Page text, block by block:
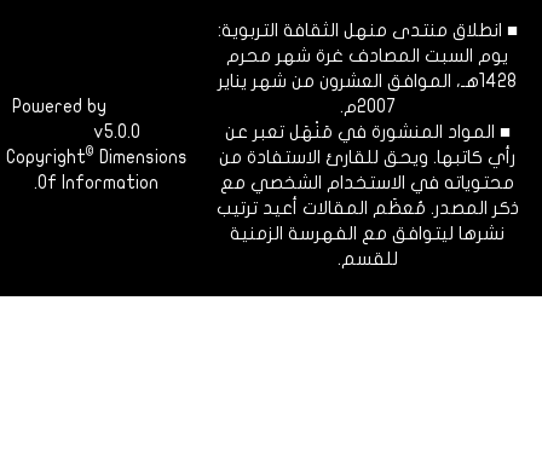
■ انطلاق منتدى منهل الثقافة التربوية:
يوم السبت المصادف غرة شهر محرم
1428هـ، الموافق العشرون من شهر يناير
2007م.
■ المواد المنشورة في مَنْهَل تعبر عن
رأي كاتبها. ويحق للقارئ الاستفادة من
محتوياته في الاستخدام الشخصي مع
ذكر المصدر. مُعظَم المقالات أعيد ترتيب
نشرها ليتوافق مع الفهرسة الزمنية
للقسم.
Powered by
v5.0.0
Copyright©
Dimensions
Of Information.